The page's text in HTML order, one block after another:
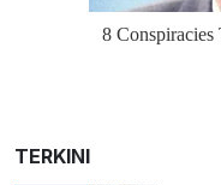
TERKINI